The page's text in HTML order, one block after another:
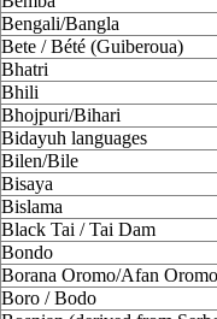
Bengali/Bangla
Bete / Bété (Guiberoua)
Bhatri
Bhili
Bhojpuri/Bihari
Bidayuh languages
Bilen/Bile
Bisaya
Bislama
Black Tai / Tai Dam
Bondo
Borana Oromo/Afan Oromo
Boro / Bodo